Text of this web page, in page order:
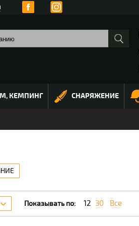
КЕМПИНГ СНАРЯЖЕНИЕ
Показывать по: 12 30 Все